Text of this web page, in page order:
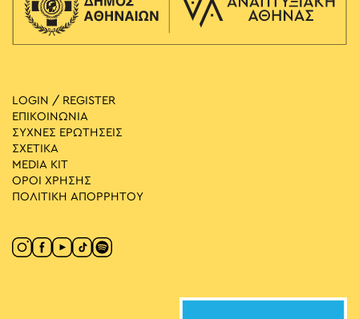
LOGIN / REGISTER
ΕΠΙΚΟΙΝΩΝΙΑ
ΣΥΧΝΕΣ ΕΡΩΤΗΣΕΙΣ
ΣΧΕΤΙΚΑ
MEDIA ΚIT
ΟΡΟΙ ΧΡΗΣΗΣ
ΠΟΛΙΤΙΚΗ ΑΠΟΡΡΗΤΟΥ